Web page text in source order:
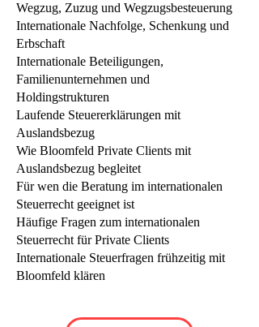
Wegzug, Zuzug und Wegzugsbesteuerung
Internationale Nachfolge, Schenkung und
Erbschaft
Internationale Beteiligungen,
Familienunternehmen und
Holdingstrukturen
Laufende Steuererklärungen mit
Auslandsbezug
Wie Bloomfeld Private Clients mit
Auslandsbezug begleitet
Für wen die Beratung im internationalen
Steuerrecht geeignet ist
Häufige Fragen zum internationalen
Steuerrecht für Private Clients
Internationale Steuerfragen frühzeitig mit
Bloomfeld klären